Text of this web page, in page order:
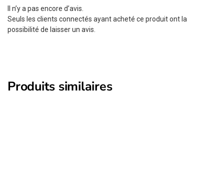
Il n’y a pas encore d’avis.
Seuls les clients connectés ayant acheté ce produit ont la
possibilité de laisser un avis.
Produits similaires